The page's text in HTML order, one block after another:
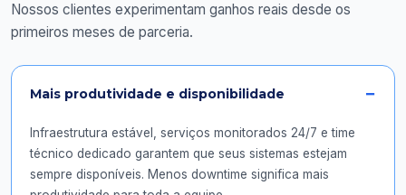
Nossos clientes experimentam ganhos reais desde os
primeiros meses de parceria.
Mais produtividade e disponibilidade
Infraestrutura estável, serviços monitorados 24/7 e time
técnico dedicado garantem que seus sistemas estejam
sempre disponíveis. Menos downtime significa mais